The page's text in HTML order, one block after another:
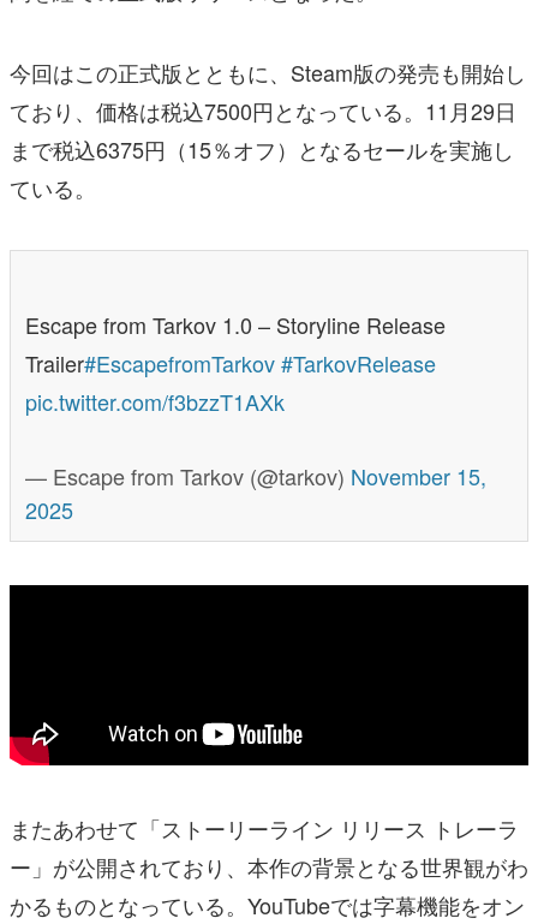
今回はこの正式版とともに、Steam版の発売も開始し
ており、価格は税込7500円となっている。11月29日
まで税込6375円（15％オフ）となるセールを実施し
ている。
Escape from Tarkov 1.0 – Storyline Release
Trailer#EscapefromTarkov#TarkovRelease
pic.twitter.com/f3bzzT1AXk
— Escape from Tarkov (@tarkov) November 15,
2025
またあわせて「ストーリーライン リリース トレーラ
ー」が公開されており、本作の背景となる世界観がわ
かるものとなっている。YouTubeでは字幕機能をオン